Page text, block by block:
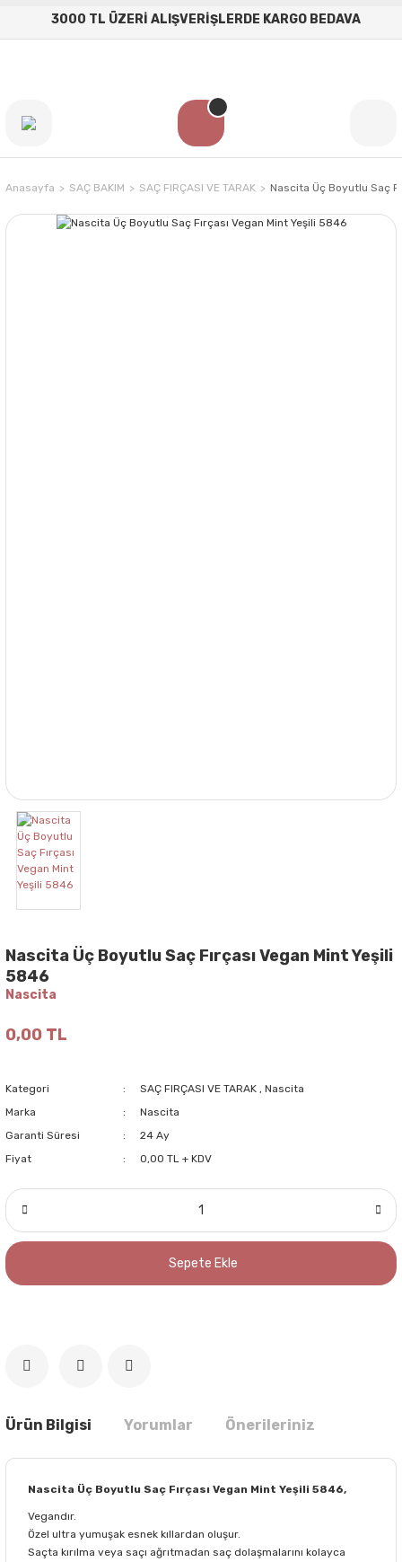
3000 TL ÜZERİ ALIŞVERİŞLERDE KARGO BEDAVA
Anasayfa SAÇ BAKIM SAÇ FIRÇASI VE TARAK Nascita Üç Boyutlu Saç
Nascita Üç Boyutlu Saç Fırçası Vegan Mint Yeşili
5846
Nascita
0,00 TL
Kategori SAÇ FIRÇASI VE TARAK , Nascita
Marka
Nascita
Garanti Süresi
24 Ay
Fiyat
0,00 TL + KDV
Sepete Ekle
Ürün Bilgisi Yorumlar Önerileriniz
Nascita Üç Boyutlu Saç Fırçası Vegan Mint Yeşili 5846,
Vegandır.
Özel ultra yumuşak esnek kıllardan oluşur.
Saçta kırılma veya saçı ağrıtmadan saç dolaşmalarını kolayca